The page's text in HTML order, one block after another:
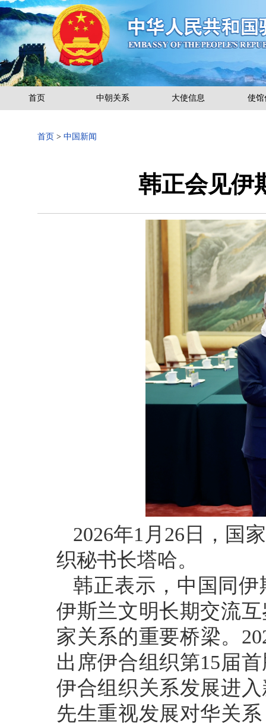
首页 中朝关系 大使信息 使馆
首页 > 中国新闻
韩正会见伊
2026年1月26日，国
织秘书长塔哈。
韩正表示，中国同
伊斯兰文明长期交流
家关系的重要桥梁。
出席伊合组织第15届
伊合组织关系发展进
先生重视发展对华关